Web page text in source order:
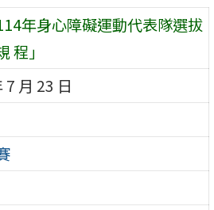
年身心障礙運動代表隊選拔
程」
7 月 23 日